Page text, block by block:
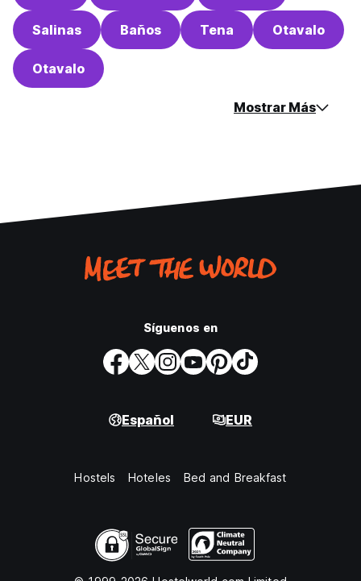
Salinas Baños Tena Otavalo
Otavalo
Mostrar Más
Síguenos en
Español EUR
Hostels Hoteles Bed and Breakfast